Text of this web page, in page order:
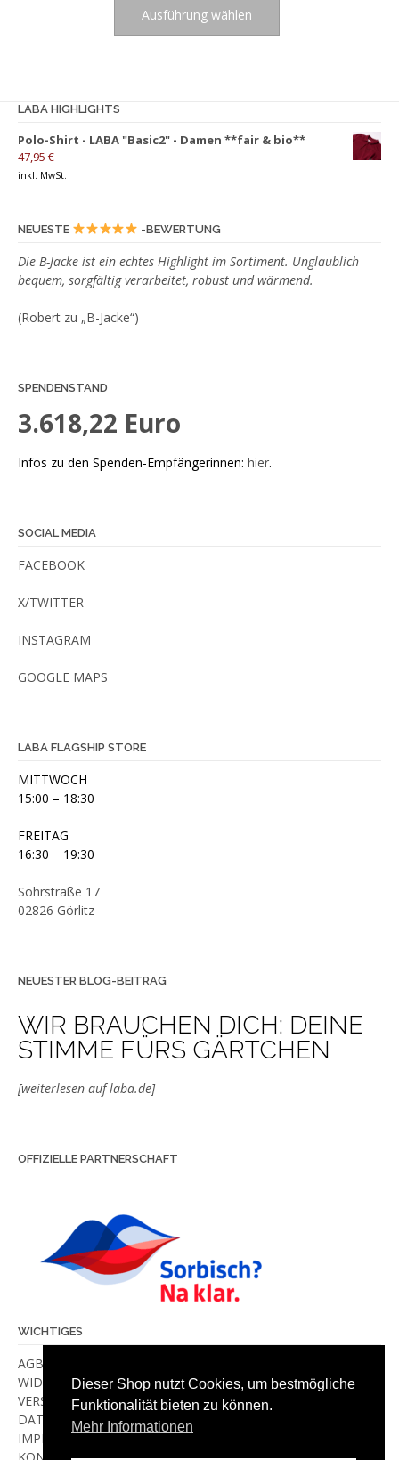
Ausführung wählen
weist
Optionen
werden
LABA HIGHLIGHTS
Polo-Shirt - LABA "Basic2" - Damen **fair & bio**
47,95 €
inkl. MwSt.
NEUESTE -BEWERTUNG
Die B-Jacke ist ein echtes Highlight im Sortiment. Unglaublich
bequem, sorgfältig verarbeitet, robust und wärmend.
(Robert zu „B-Jacke“)
SPENDENSTAND
3.618,22 Euro
Infos zu den Spenden-Empfängerinnen: hier.
SOCIAL MEDIA
FACEBOOK
X/TWITTER
INSTAGRAM
GOOGLE MAPS
LABA FLAGSHIP STORE
MITTWOCH
15:00 – 18:30
FREITAG
16:30 – 19:30
Sohrstraße 17
02826 Görlitz
NEUESTER BLOG-BEITRAG
WIR BRAUCHEN DICH: DEINE
STIMME FÜRS GÄRTCHEN
[weiterlesen auf laba.de]
OFFIZIELLE PARTNERSCHAFT
WICHTIGES
AGB
WIDERRUF
VERSANDKOSTEN & -METHODEN
DATENSCHUTZ
IMPRESSUM
Dieser Shop nutzt Cookies, um bestmögliche
Funktionalität bieten zu können.
Mehr Informationen